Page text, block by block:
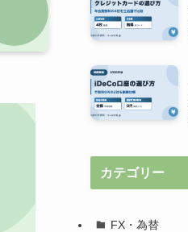
カテゴリー
FX・為替